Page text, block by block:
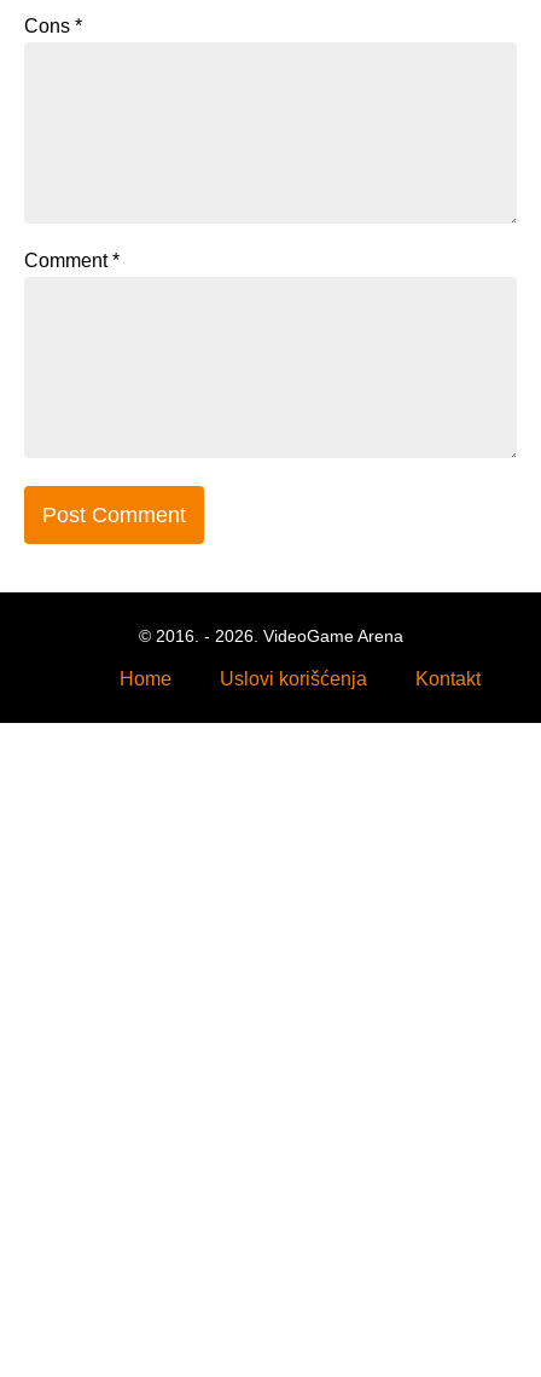
Cons *
Comment*
© 2016. - 2026. VideoGame Arena
Home Uslovi korišćenja Kontakt